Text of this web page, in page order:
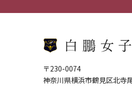
〒230-0074
神奈川県横浜市鶴見区北寺